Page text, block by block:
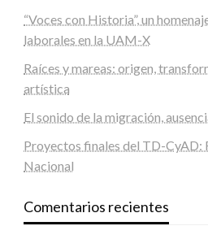
“Voces con Historia”, un
laborales en la UAM-X
Raíces y mareas: origen,
artística
El sonido de la migración,
Proyectos finales del TD-CyAD:
Nacional
Comentarios recientes